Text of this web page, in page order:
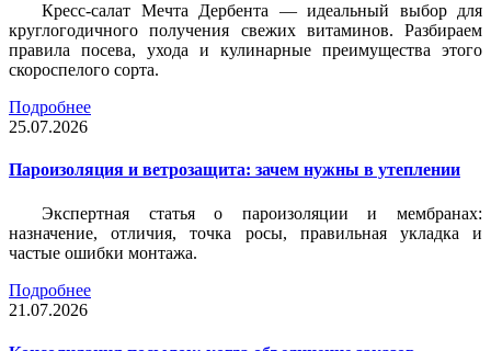
Кресс-салат Мечта Дербента — идеальный выбор для
круглогодичного получения свежих витаминов. Разбираем
правила посева, ухода и кулинарные преимущества этого
скороспелого сорта.
Подробнее
25.07.2026
Пароизоляция и ветрозащита: зачем нужны в утеплении
Экспертная статья о пароизоляции и мембранах:
назначение, отличия, точка росы, правильная укладка и
частые ошибки монтажа.
Подробнее
21.07.2026